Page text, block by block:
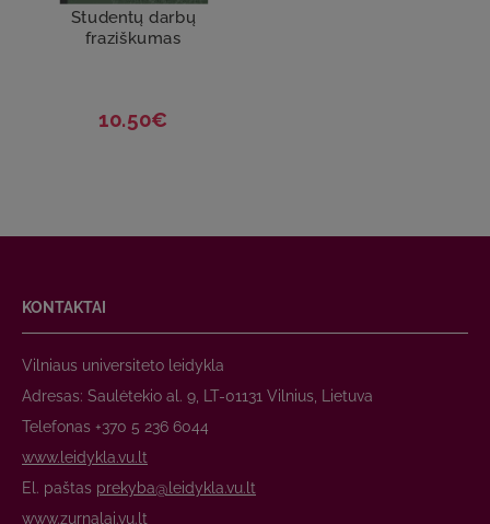
Studentų darbų
fraziškumas
10.50€
KONTAKTAI
Vilniaus universiteto leidykla
Adresas: Saulėtekio al. 9, LT-01131 Vilnius, Lietuva
Telefonas +370 5 236 6044
www.leidykla.vu.lt
El. paštas prekyba@leidykla.vu.lt
www.zurnalai.vu.lt